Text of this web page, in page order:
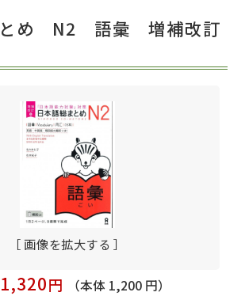
教師用参考書
とめ N2 語彙 増補改訂
［ 画像を拡大する ］
1,320円
（本体 1,200 円）